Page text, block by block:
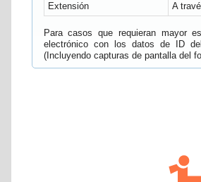
Extensión
A
Para casos que requieran mayor
electrónico con los datos de ID
(Incluyendo capturas de pantalla del